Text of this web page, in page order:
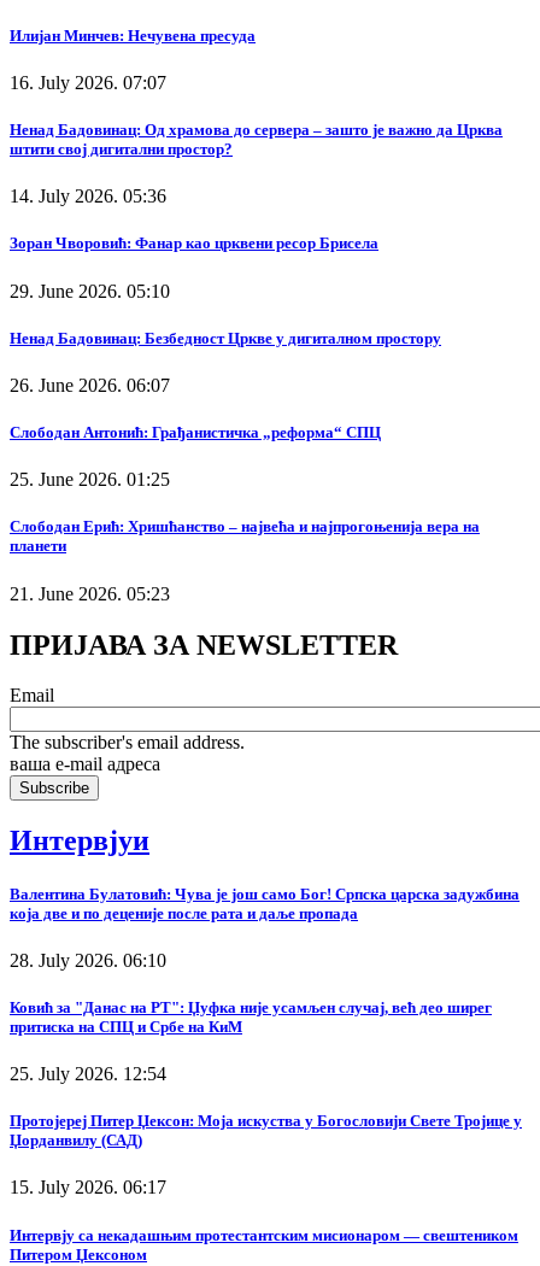
Илијан Минчев: Нечувена пресуда
16. July 2026. 07:07
Ненад Бадовинац: Од храмова до сервера – зашто је важно да Црква
штити свој дигитални простор?
14. July 2026. 05:36
Зоран Чворовић: Фанар као црквени ресор Брисела
29. June 2026. 05:10
Ненад Бадовинац: Безбедност Цркве у дигиталном простору
26. June 2026. 06:07
Слободан Антонић: Грађанистичка „реформа“ СПЦ
25. June 2026. 01:25
Слободан Ерић: Хришћанство – највећа и најпрогоњенија вера на
планети
21. June 2026. 05:23
ПРИЈАВА ЗА NEWSLETTER
Email
The subscriber's email address.
ваша е-mail адреса
Интервјуи
Валентина Булатовић: Чува је још само Бог! Српска царска задужбина
која две и по деценије после рата и даље пропада
28. July 2026. 06:10
Ковић за "Данас на РТ": Џуфка није усамљен случај, већ део ширег
притиска на СПЦ и Србе на КиМ
25. July 2026. 12:54
Протојереј Питер Џексон: Моја искуства у Богословији Свете Тројице у
Џорданвилу (САД)
15. July 2026. 06:17
Интервју са некадашњим протестантским мисионаром — свештеником
Питером Џексоном